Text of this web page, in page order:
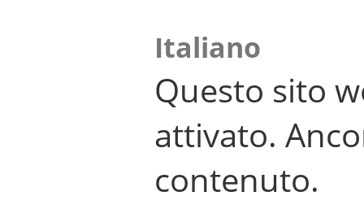
Italiano
Questo sito
attivato.
contenuto.